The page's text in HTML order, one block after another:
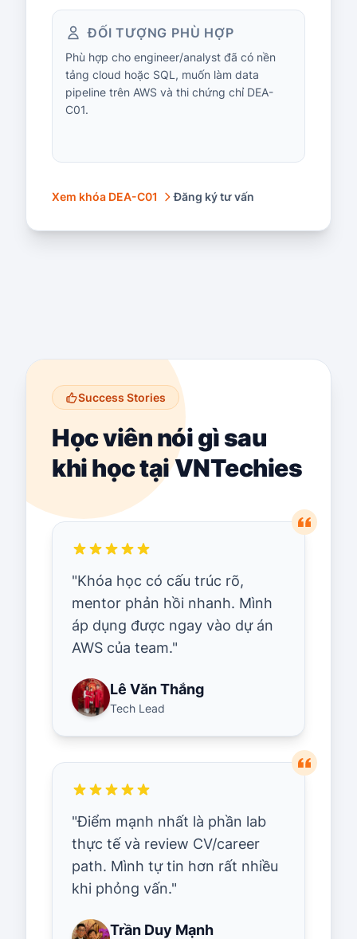
ĐỐI TƯỢNG PHÙ HỢP
Phù hợp cho engineer/analyst đã có nền
tảng cloud hoặc SQL, muốn làm data
pipeline trên AWS và thi chứng chỉ DEA-
C01.
Xem khóa DEA-C01 Đăng ký tư vấn
Success Stories
Học viên nói gì sau
khi học tại VNTechies
"Khóa học có cấu trúc rõ,
mentor phản hồi nhanh. Mình
áp dụng được ngay vào dự án
AWS của team."
Lê Văn Thắng
Tech Lead
"Điểm mạnh nhất là phần lab
thực tế và review CV/career
path. Mình tự tin hơn rất nhiều
khi phỏng vấn."
Trần Duy Mạnh